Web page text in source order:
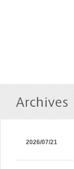
2026/07/21